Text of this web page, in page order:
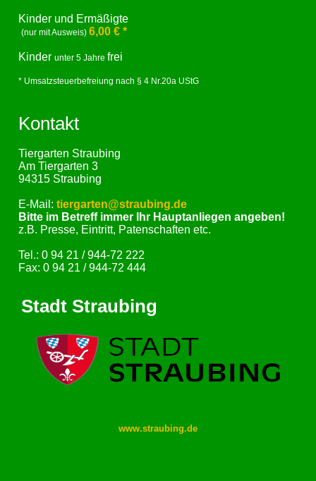
Kinder und Ermäßigte
(nur mit Ausweis)6,00 € *
Kinderunter 5 Jahrefrei
* Umsatzsteuerbefreiung nach § 4 Nr.20a UStG
Kontakt
Tiergarten Straubing
Am Tiergarten 3
94315 Straubing
E-Mail:tiergarten@straubing.de
Bitte im Betreff immer Ihr Hauptanliegen angeben!
z.B. Presse, Eintritt, Patenschaften etc.
Tel.: 0 94 21 / 944-72 222
Fax: 0 94 21 / 944-72 444
Stadt Straubing
www.straubing.de